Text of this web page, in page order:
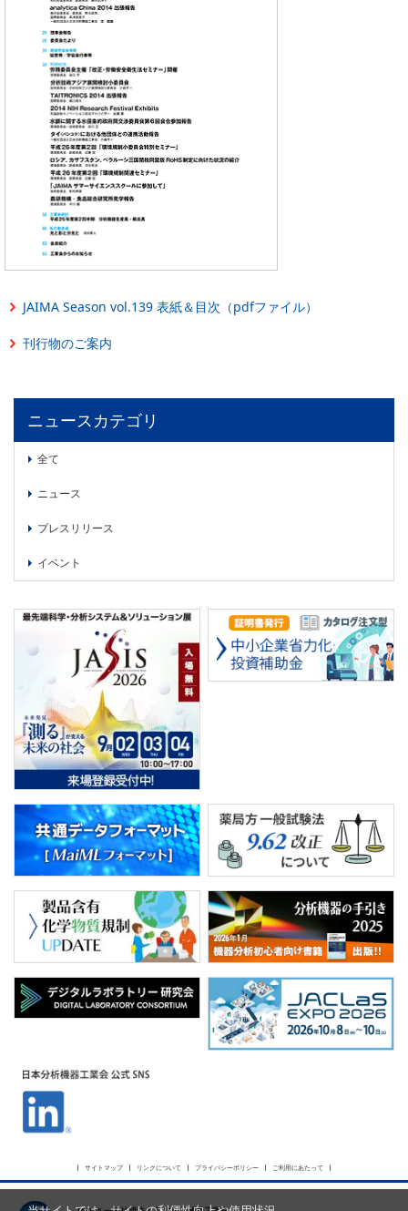
JAIMA Season vol.139 表紙＆目次（pdfファイル）
刊行物のご案内
ニュースカテゴリ
全て
ニュース
プレスリリース
イベント
サイトマップ リンクについて プライバシーポリシー ご利用にあたって